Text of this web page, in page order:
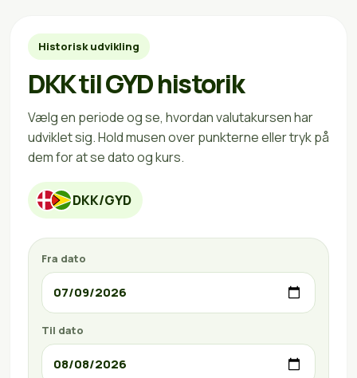
Historisk udvikling
DKK til GYD historik
Vælg en periode og se, hvordan valutakursen har
udviklet sig. Hold musen over punkterne eller tryk på
dem for at se dato og kurs.
DKK/GYD
Fra dato
Til dato